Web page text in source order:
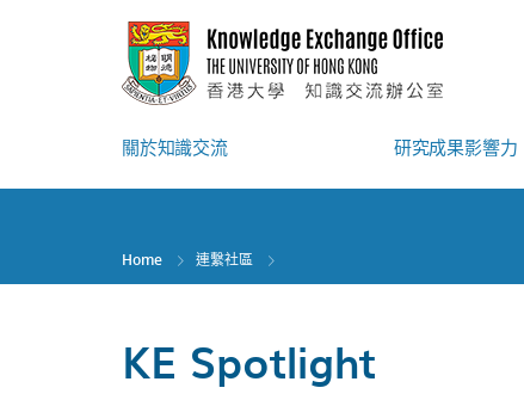
關於知識交流 研究成果影響力
Home 連繫社區
KE Spotlight